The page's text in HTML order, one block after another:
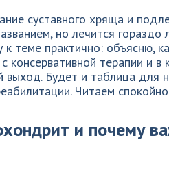
суставного хряща и
но лечится гораздо
теме практично: объясню,
консервативной терапии и в
выход. Будет и таблица для
Читаем
и почему